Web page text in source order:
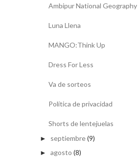
Ambipur National Geography
Luna Llena
MANGO:Think Up
Dress For Less
Va de sorteos
Política de privacidad
Shorts de lentejuelas
► septiembre(9)
► agosto (8)